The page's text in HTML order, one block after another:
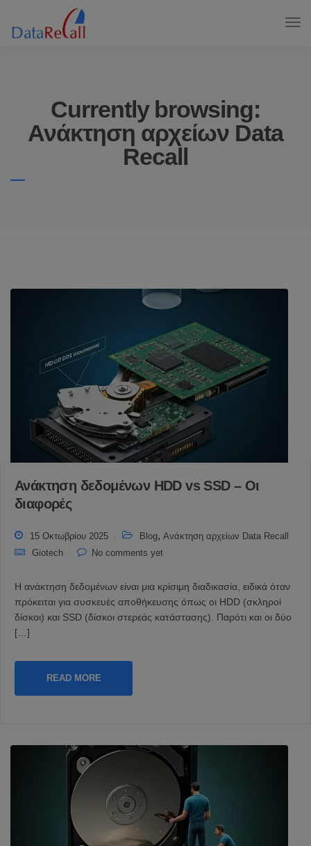
Currently browsing:
Ανάκτηση αρχείων Data
Recall
Ανάκτηση δεδομένων HDD vs SSD – Οι
διαφορές
15 Οκτωβρίου 2025 Blog, Ανάκτηση αρχείων Data Recall
Giotech
No comments yet
Η ανάκτηση δεδομένων είναι μια κρίσιμη διαδικασία, ειδικά όταν
πρόκειται για συσκευές αποθήκευσης όπως οι HDD (σκληροί
δίσκοι) και SSD (δίσκοι στερεάς κατάστασης). Παρότι και οι δύο
[…]
READ MORE